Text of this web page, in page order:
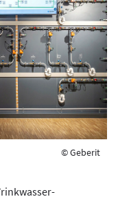
© Geberit